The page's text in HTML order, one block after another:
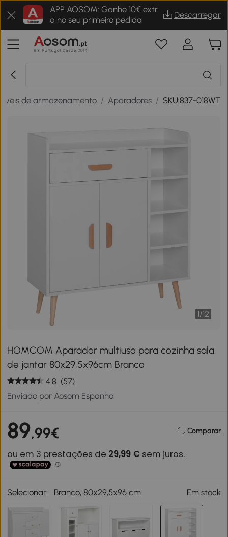
APP AOSOM: Ganhe 10€ extr
a no seu primeiro pedido!
Descarregar
de armazenamento / Aparadores / SKU:837-018WT
1/12
HOMCOM Aparador multiuso para cozinha sala
de jantar 80x29,5x96cm Branco
4.8 (57)
Enviado por Aosom Espanha
89,99€ Comparar
Selecionar: Branco, 80x29,5x96 cm Em stock